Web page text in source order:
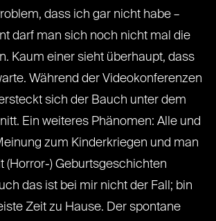
dass ich gar nicht habe –
darf man sich noch nicht mal die
Kaum einer sieht überhaupt, dass
Während der Videokonferenzen
sich der Bauch unter dem
Ein weiteres Phänomen: Alle und
zum Kinderkriegen und man
(Horror-) Geburtsgeschichten
das ist bei mir nicht der Fall; bin
Zeit zu Hause. Der spontane